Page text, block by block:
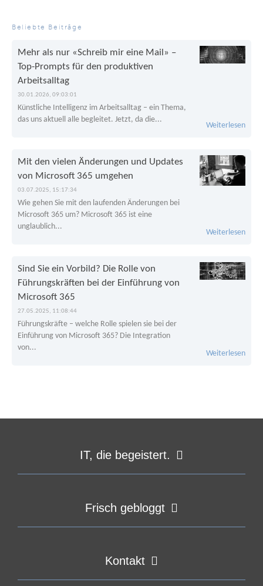
Beliebte Beiträge
Mehr als nur «Schreib mir eine Mail» –
Top-Prompts für den produktiven
Arbeitsalltag
30.01.2026, 09:03:01
Künstliche Intelligenz im Arbeitsalltag – ein Thema,
das uns aktuell alle begleitet. Jetzt, da die...
Weiterlesen
Mit den vielen Änderungen und Updates
von Microsoft 365 umgehen
03.07.2025, 15:17:34
Wie gehen Sie mit den laufenden Änderungen bei
Microsoft 365 um? Microsoft 365 ist eine
unglaublich...
Weiterlesen
Sind Sie ein Vorbild? Die Rolle von
Führungskräften bei der Einführung von
Microsoft 365
27.05.2025, 11:08:44
Führungskräfte – welche Rolle spielen sie bei der
Einführung von Microsoft 365? Die Integration
von...
Weiterlesen
IT, die begeistert.
Frisch gebloggt
Kontakt